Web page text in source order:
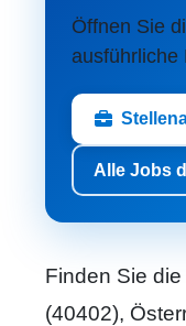
Öffnen Sie
ausführliche
Alle Jobs
Finden Sie
(40402),